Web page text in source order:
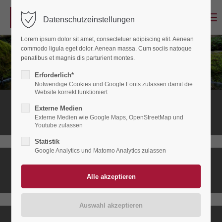
Login
Benutzername
Passwort
Anmelden
Register|Lost your password?
Support
Lorem ipsum dolor sit amet:
Stationäres
Hospiz
Ambulanter
Datenschutzeinstellungen
Lorem ipsum dolor sit amet, consectetuer adipiscing elit. Aenean
commodo ligula eget dolor. Aenean massa. Cum sociis natoque
penatibus et magnis dis parturient montes.
Erforderlich*
Notwendige Cookies und Google Fonts zulassen damit die
Website korrekt funktioniert
Externe Medien
Externe Medien wie Google Maps, OpenStreetMap und
Youtube zulassen
Statistik
Google Analytics und Matomo Analytics zulassen